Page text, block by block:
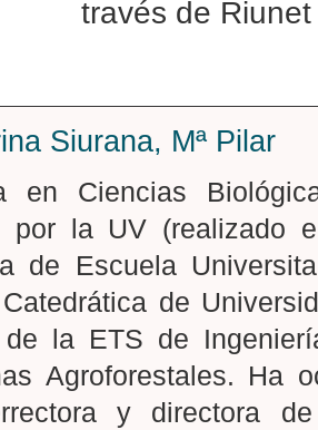
través de
Siurana, Mª Pilar
en Ciencias
por la UV (realizado
de Escuela
de
de la ETS de
Agroforestales. Ha
y directora